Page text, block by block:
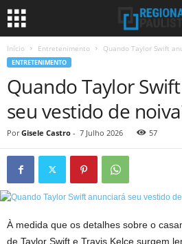
Início Entretenimento Quando Taylor Swift
ENTRETENIMENTO
Quando Taylor
seu vestido de
Por Gisele Castro - 7 Julho 2026 57
À medida que os detalhes sobre o
de Taylor Swift e Travis Kelce surgem